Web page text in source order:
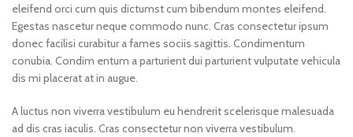
eleifend orci cum quis dictumst cum bibendum montes eleifend.
Egestas nascetur neque commodo nunc. Cras consectetur ipsum
donec facilisi curabitur a fames sociis sagittis. Condimentum
conubia. Condim entum a parturient dui parturient vulputate vehicula
dis mi placerat at in augue.
A luctus non viverra vestibulum eu hendrerit scelerisque malesuada
ad dis cras iaculis. Cras consectetur non viverra vestibulum.